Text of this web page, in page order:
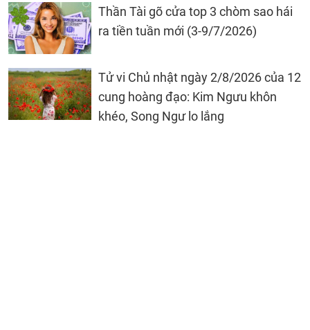
Thần Tài gõ cửa top 3 chòm sao hái
ra tiền tuần mới (3-9/7/2026)
Tử vi Chủ nhật ngày 2/8/2026 của 12
cung hoàng đạo: Kim Ngưu khôn
khéo, Song Ngư lo lắng